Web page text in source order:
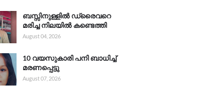
ബസ്സിനുള്ളിൽ ഡ്രൈവറെ
മരിച്ച നിലയിൽ കണ്ടെത്തി
August 04, 2026
10 വയസുകാരി പനി ബാധിച്ച്
മരണപ്പെട്ടു
August 07, 2026